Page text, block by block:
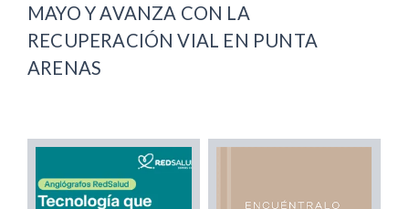
MAYO Y AVANZA CON LA
RECUPERACIÓN VIAL EN PUNTA
ARENAS